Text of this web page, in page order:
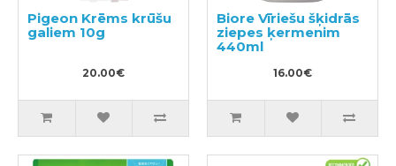
Pigeon Krēms krūšu
galiem 10g
20.00€
Biore Vīriešu šķidrās
ziepes ķermenim
440ml
16.00€